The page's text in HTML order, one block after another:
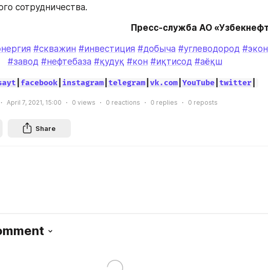
сотрудничества.
Пресс-служба АО
#скважин #инвестиция #добыча #углеводород
#завод #нефтебаза #қудуқ #кон #иқтисод #аёқш
facebook| instagram| telegram| vk.com| YouTube| twitter|
April 7, 2021, 15:00 0 views 0 reactions 0 replies 0 reposts
Share